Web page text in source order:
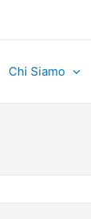
Chi Siamo